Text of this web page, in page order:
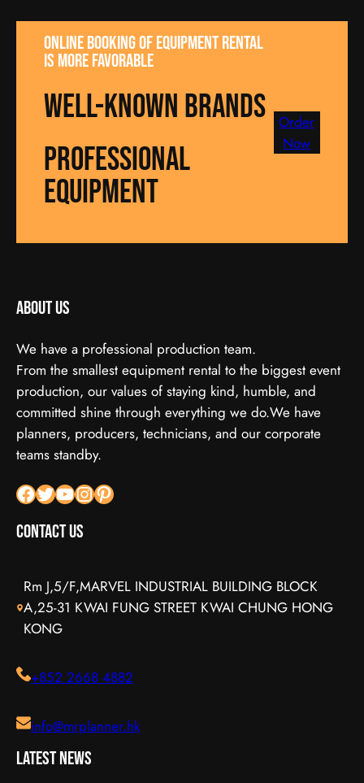
Online booking of equipment rental
is more favorable
well-known brands
Professional
equipment
Order
Now
About us
We have a professional production team.
From the smallest equipment rental to the biggest event
production, our values of staying kind, humble, and
committed shine through everything we do.We have
planners, producers, technicians, and our corporate
teams standby.
Facebook X YouTube InstagramPinterest
Contact Us
Rm J,5/F,MARVEL INDUSTRIAL BUILDING BLOCK
A,25-31 KWAI FUNG STREET KWAI CHUNG HONG
KONG
+852 2668 4882
info@mrplanner.hk
Latest News